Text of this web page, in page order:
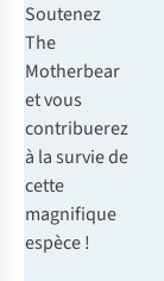
Soutenez
The
Motherbear
et vous
contribuerez
à la survie de
cette
magnifique
espèce !